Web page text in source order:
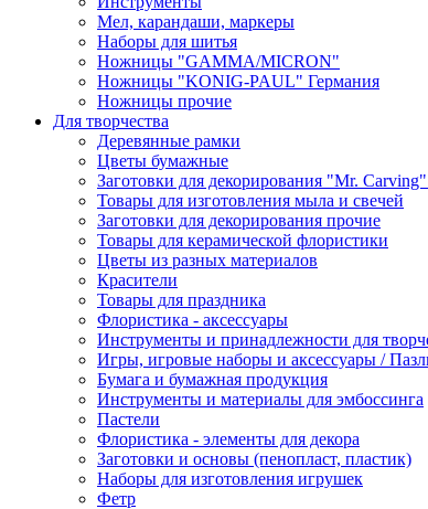
Мел, карандаши, маркеры
Наборы для шитья
Ножницы "GAMMA/MICRON"
Ножницы "KONIG-PAUL" Германия
Ножницы прочие
Для творчества
Деревянные рамки
Цветы бумажные
Заготовки для декорирования "Mr.
Товары для изготовления мыла и свечей
Заготовки для декорирования прочие
Товары для керамической флористики
Цветы из разных материалов
Красители
Товары для праздника
Флористика - аксессуары
Инструменты и принадлежности для
Игры, игровые наборы и аксессуары /
Бумага и бумажная продукция
Инструменты и материалы для эмбоссинга
Пастели
Флористика - элементы для декора
Заготовки и основы (пенопласт, пластик)
Наборы для изготовления игрушек
Фетр